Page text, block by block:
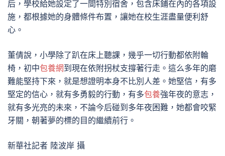
后，學校給她設定了一間特別宿舍，包含床鋪在內的各項設
施，都根據她的身體條件布置，讓她在校生涯盡量便利舒
心。
董倩說，小學除了趴在床上聽課，幾乎一切行動都依附輪
椅，初中包養網到現在依附拐杖支撐著行走。這么多年的磨
難能堅持下來，就是想證明本身不比別人差。她堅信，有多
堅定的信心，就有多勇毅的行動，有多包養強年夜的意志，
就有多光亮的未來，不論今后碰到多年夜困難，她都會咬緊
牙關，朝著夢的標的目的繼續前行。
新華社記者 陸波岸 攝